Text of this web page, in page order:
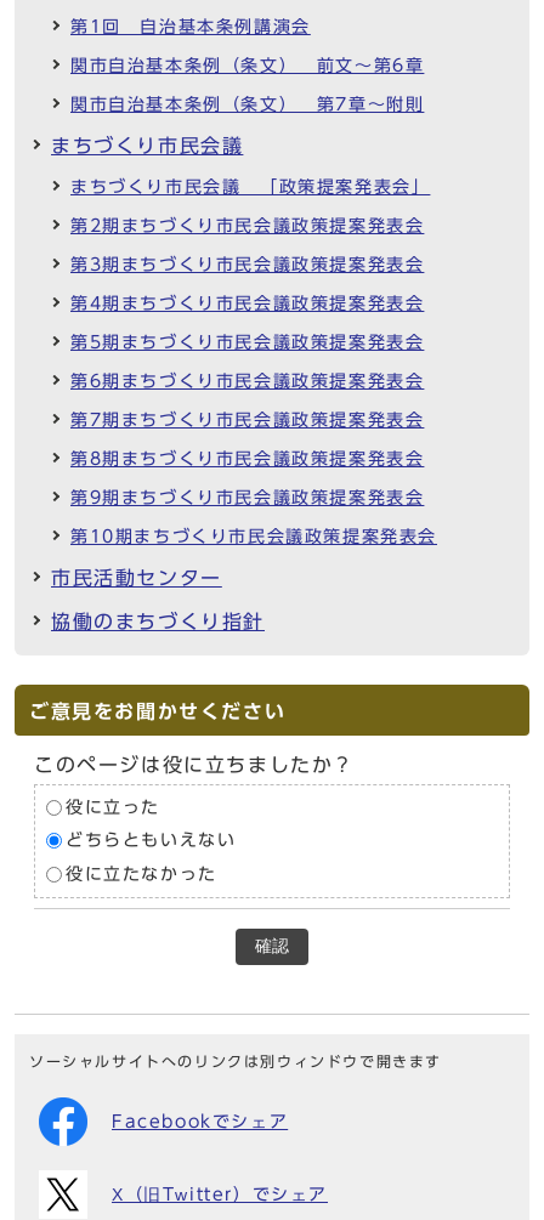
第1回 自治基本条例講演会
関市自治基本条例（条文） 前文～第6章
関市自治基本条例（条文） 第7章～附則
まちづくり市民会議
まちづくり市民会議 「政策提案発表会」
第2期まちづくり市民会議政策提案発表会
第3期まちづくり市民会議政策提案発表会
第4期まちづくり市民会議政策提案発表会
第5期まちづくり市民会議政策提案発表会
第6期まちづくり市民会議政策提案発表会
第7期まちづくり市民会議政策提案発表会
第8期まちづくり市民会議政策提案発表会
第9期まちづくり市民会議政策提案発表会
第10期まちづくり市民会議政策提案発表会
市民活動センター
協働のまちづくり指針
ご意見をお聞かせください
このページは役に立ちましたか？
役に立った
どちらともいえない
役に立たなかった
確認
ソーシャルサイトへのリンクは別ウィンドウで開きます
Facebookでシェア
X（旧Twitter）でシェア